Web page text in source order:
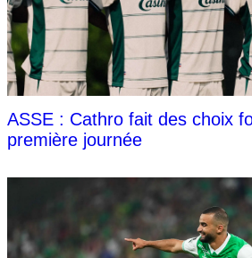
ASSE : Cathro fait des choix
première journée